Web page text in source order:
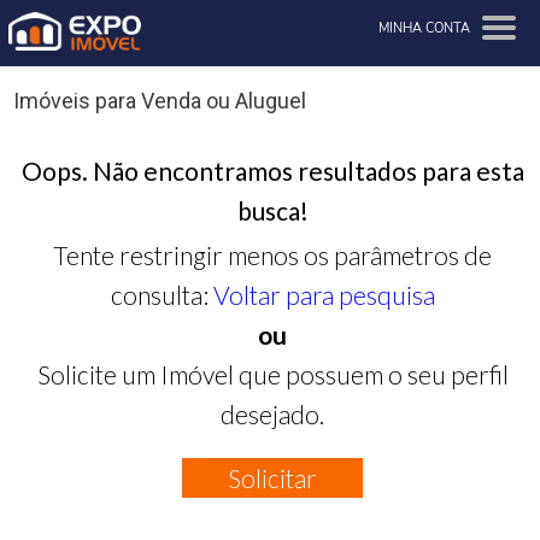
MINHA CONTA
Imóveis para Venda ou Aluguel
Oops. Não encontramos resultados para esta
busca!
Tente restringir menos os parâmetros de
consulta: Voltar para pesquisa
ou
Solicite um Imóvel que possuem o seu perfil
desejado.
Solicitar